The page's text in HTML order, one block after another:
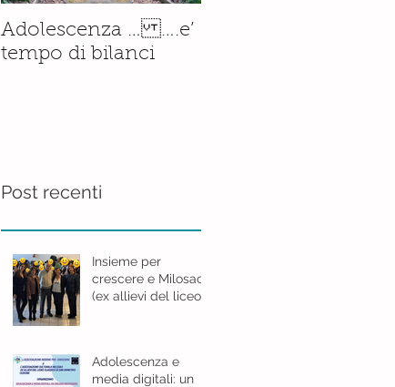
Adolescenza … ….e’
tempo di bilanci
Post recenti
Insieme per
crescere e Milosao
(ex allievi del liceo
Adolescenza e
media digitali: un